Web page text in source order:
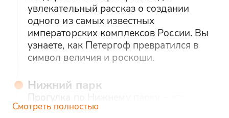
увлекательный рассказ о создании
одного из самых известных
императорских комплексов России. Вы
узнаете, как Петергоф превратился в
символ величия и роскоши.
Нижний парк
Прогулка по Нижнему парку – это
возможность насладиться красотой
Смотреть полностью